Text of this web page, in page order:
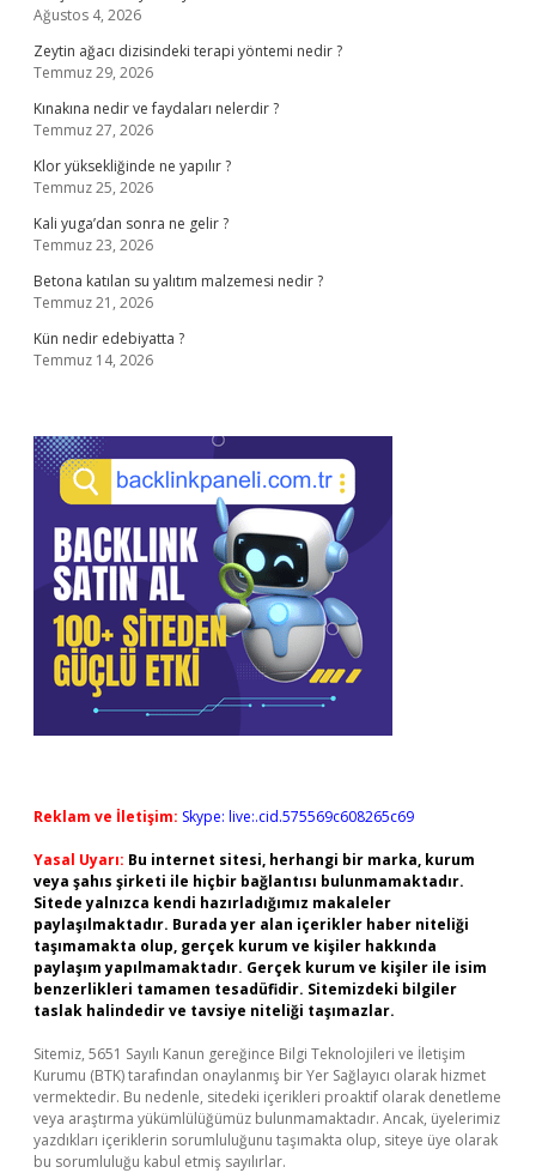
Ağustos 4, 2026
Zeytin ağacı dizisindeki terapi yöntemi nedir ?
Temmuz 29, 2026
Kınakına nedir ve faydaları nelerdir ?
Temmuz 27, 2026
Klor yüksekliğinde ne yapılır ?
Temmuz 25, 2026
Kali yuga’dan sonra ne gelir ?
Temmuz 23, 2026
Betona katılan su yalıtım malzemesi nedir ?
Temmuz 21, 2026
Kün nedir edebiyatta ?
Temmuz 14, 2026
Reklam ve İletişim: Skype: live:.cid.575569c608265c69
Yasal Uyarı: Bu internet sitesi, herhangi bir marka, kurum
veya şahıs şirketi ile hiçbir bağlantısı bulunmamaktadır.
Sitede yalnızca kendi hazırladığımız makaleler
paylaşılmaktadır. Burada yer alan içerikler haber niteliği
taşımamakta olup, gerçek kurum ve kişiler hakkında
paylaşım yapılmamaktadır. Gerçek kurum ve kişiler ile isim
benzerlikleri tamamen tesadüfidir. Sitemizdeki bilgiler
taslak halindedir ve tavsiye niteliği taşımazlar.
Sitemiz, 5651 Sayılı Kanun gereğince Bilgi Teknolojileri ve İletişim
Kurumu (BTK) tarafından onaylanmış bir Yer Sağlayıcı olarak hizmet
vermektedir. Bu nedenle, sitedeki içerikleri proaktif olarak denetleme
veya araştırma yükümlülüğümüz bulunmamaktadır. Ancak, üyelerimiz
yazdıkları içeriklerin sorumluluğunu taşımakta olup, siteye üye olarak
bu sorumluluğu kabul etmiş sayılırlar.